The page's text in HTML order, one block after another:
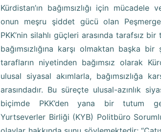
Kürdistan’ın bağımsızlığı için
onun meşru şiddet gücü olan
PKK’nin silahlı güçleri arasında tarafsız
bağımsızlığına karşı olmaktan başka
tarafların niyetinden bağımsız olarak
ulusal siyasal akımlarla, bağımsızlığa
arasındadır. Bu süreçte ulusal-azınlık
biçimde PKK’den yana bir tutum
Yurtseverler Birliği (KYB) Politbüro